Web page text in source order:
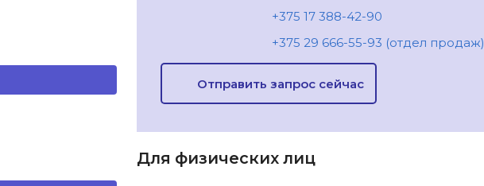
+375 17 388-42-90
+375 29 666-55-93 (отдел продаж)
Отправить запрос сейчас
Для физических лиц